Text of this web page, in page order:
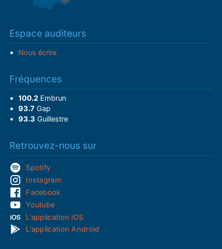
Espace auditeurs
Nous écrire
Fréquences
100.2Embrun
93.7 Gap
93.3 Guillestre
Retrouvez-nous sur
Spotify
Instagram
Facebook
Youtube
L'application iOS
L'application Android